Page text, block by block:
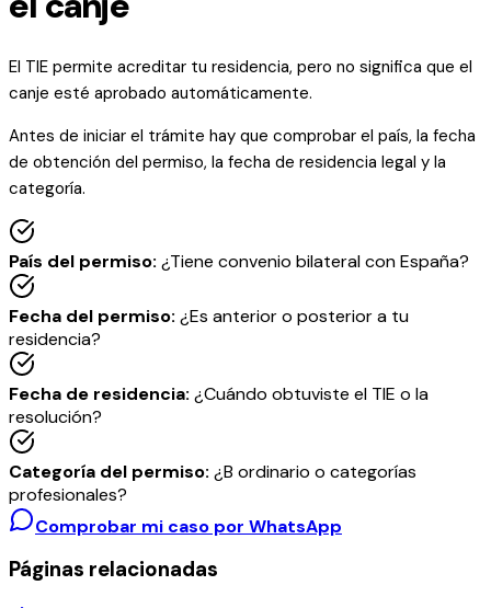
El TIE permite acreditar tu residencia, pero no significa que el
canje esté aprobado automáticamente.
Antes de iniciar el trámite hay que comprobar el país, la fecha
de obtención del permiso, la fecha de residencia legal y la
categoría.
País del permiso: ¿Tiene convenio bilateral con España?
Fecha del permiso: ¿Es anterior o posterior a tu
residencia?
Fecha de residencia: ¿Cuándo obtuviste el TIE o la
resolución?
Categoría del permiso: ¿B ordinario o categorías
profesionales?
Comprobar mi caso por WhatsApp
Páginas relacionadas